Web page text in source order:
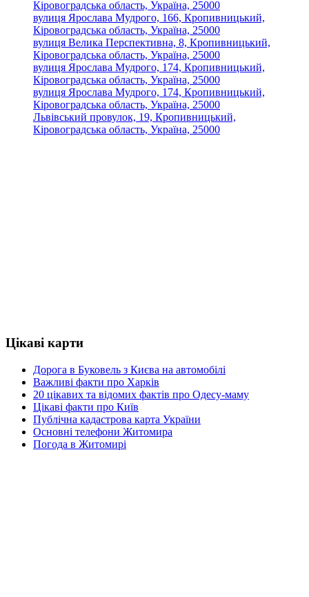
Кіровоградська область, Україна, 25000
вулиця Ярослава Мудрого, 166, Кропивницький,
Кіровоградська область, Україна, 25000
вулиця Велика Перспективна, 8, Кропивницький,
Кіровоградська область, Україна, 25000
вулиця Ярослава Мудрого, 174, Кропивницький,
Кіровоградська область, Україна, 25000
вулиця Ярослава Мудрого, 174, Кропивницький,
Кіровоградська область, Україна, 25000
Львівський провулок, 19, Кропивницький,
Кіровоградська область, Україна, 25000
Цікаві карти
Дорога в Буковель з Києва на автомобілі
Важливі факти про Харків
20 цікавих та відомих фактів про Одесу-маму
Цікаві факти про Київ
Публічна кадастрова карта України
Основні телефони Житомира
Погода в Житомирі